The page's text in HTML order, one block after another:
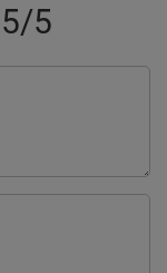
5/5